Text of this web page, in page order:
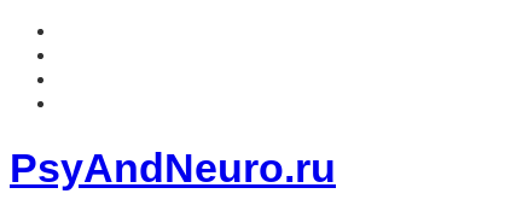
PsyAndNeuro.ru